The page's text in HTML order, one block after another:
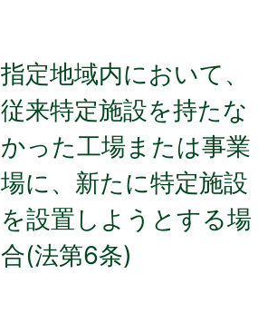
指定地域内において、
従来特定施設を持たな
かった工場または事業
場に、新たに特定施設
を設置しようとする場
合(法第6条)